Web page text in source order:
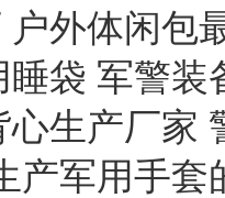
户外体闲包
睡袋 军警装
心生产厂家
产军用手套